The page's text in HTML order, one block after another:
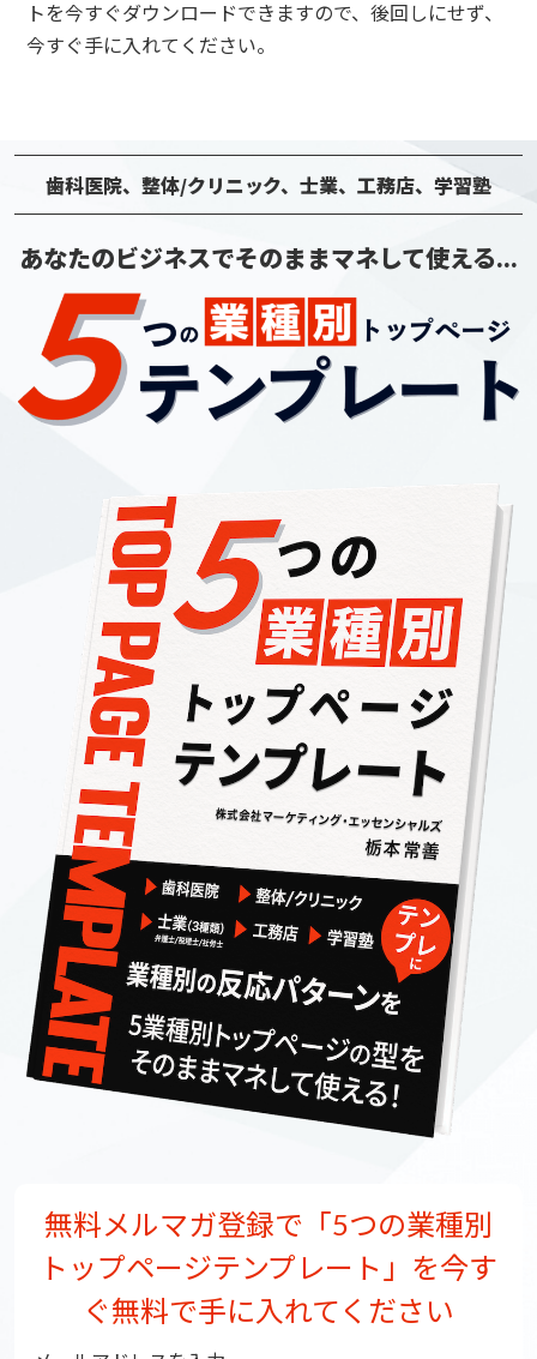
トを今すぐダウンロードできますので、後回しにせず、
今すぐ手に入れてください。
歯科医院、整体/クリニック、士業、工務店、学習塾
あなたのビジネスでそのままマネして使える...
無料メルマガ登録で「5つの業種別
トップページテンプレート」を今す
ぐ無料で手に入れてください